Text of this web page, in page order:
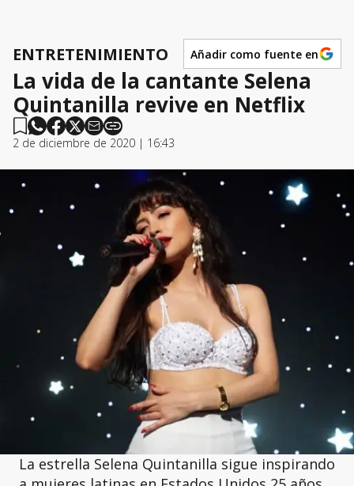
ENTRETENIMIENTO Añadir como fuente en
La vida de la cantante Selena
Quintanilla revive en Netflix
2 de diciembre de 2020 | 16:43
La estrella Selena Quintanilla sigue inspirando